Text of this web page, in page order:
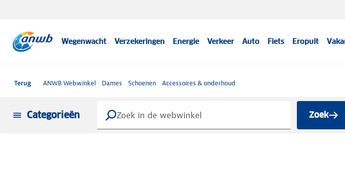
Wegenwacht Verzekeringen Energie Verkeer Auto Fiets Eropuit
Terug ANWB Webwinkel Dames Schoenen Accessoires & onderhoud
Categorieën Zoek